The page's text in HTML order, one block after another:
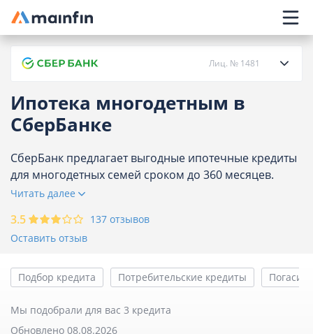
Главное меню
Ипотека многодетным в
СберБанке
СберБанк предлагает выгодные ипотечные кредиты
для многодетных семей сроком до 360 месяцев.
Ознакомьтесь с подходящими ипотечными
процентные ставки, условия и оформите онлайн
заявку. Количество предложений в СберБанке на
Читать далее
Лиц. № 1481
О банке
Кредиты
Карты
Вклады
Отделения
Банкоматы
3.5
137 отзывов
Оставить отзыв
Подбор кредита Потребительские кредиты
Мы подобрали для вас 3 кредита
Обновлено 08.08.2026